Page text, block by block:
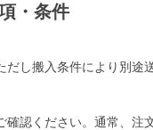
・条件
し搬入条件により別途
認ください。通常、注